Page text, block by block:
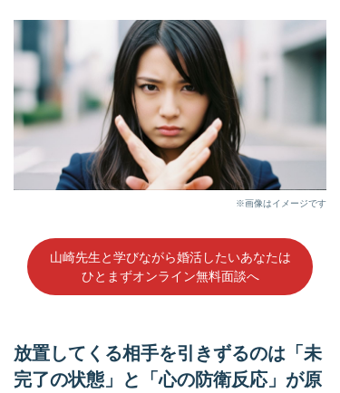
※画像はイメージです
山崎先生と学びながら婚活したいあなたは
ひとまずオンライン無料面談へ
放置してくる相手を引きずるのは「未
完了の状態」と「心の防衛反応」が原